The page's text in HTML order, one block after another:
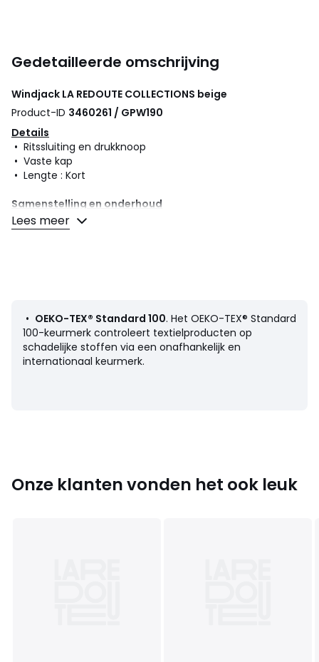
Gedetailleerde omschrijving
Windjack LA REDOUTE COLLECTIONS beige
Product-ID 3460261 / GPW190
Details
• Ritssluiting en drukknoop
• Vaste kap
• Lengte : Kort
Samenstelling en onderhoud
• 66% katoen, 34% polyester
• Machinewas op 30° delicaat programma
Productfiche met betrekking tot milieukwaliteiten en -
kenmerken
• Herkomst van de productie (weving, verving, confectie):
Lees meer
• OEKO-TEX® Standard 100. Het OEKO-TEX® Standard
100-keurmerk controleert textielproducten op
schadelijke stoffen via een onafhankelijk en
internationaal keurmerk.
Onze klanten vonden het ook leuk